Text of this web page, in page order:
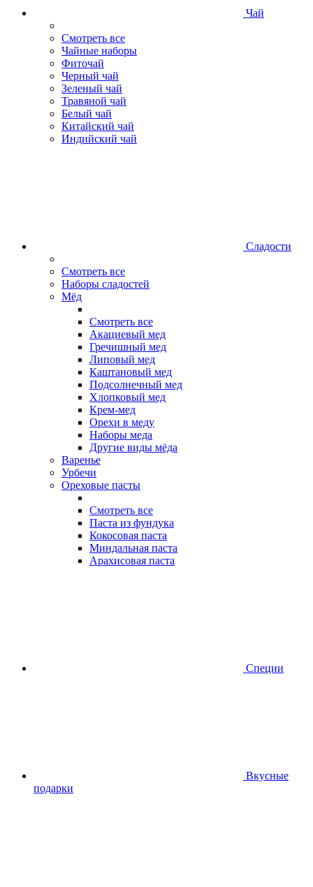
Чай
Смотреть все
Чайные наборы
Фиточай
Черный чай
Зеленый чай
Травяной чай
Белый чай
Китайский чай
Индийский чай
Сладости
Смотреть все
Наборы сладостей
Мёд
Смотреть все
Акациевый мед
Гречишный мед
Липовый мед
Каштановый мед
Подсолнечный мед
Хлопковый мед
Крем-мед
Орехи в меду
Наборы меда
Другие виды мёда
Варенье
Урбечи
Ореховые пасты
Смотреть все
Паста из фундука
Кокосовая паста
Миндальная паста
Арахисовая паста
Специи
Вкусные
подарки